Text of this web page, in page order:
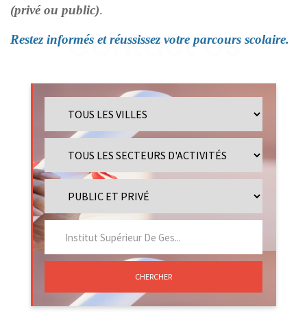
(privé ou public).
Restez informés et réussissez votre parcours scolaire.
CHERCHER